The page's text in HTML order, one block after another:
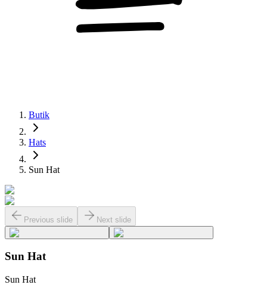
Butik
Hats
Sun Hat
Previous slide Next slide
Sun Hat
Sun Hat